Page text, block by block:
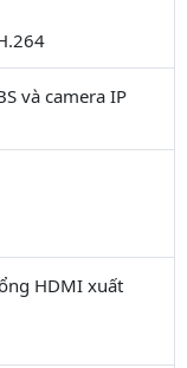
và camera IP
HDMI xuất